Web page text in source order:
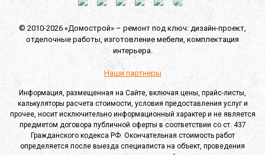
© 2010-2026 «Домострой» – ремонт под ключ: дизайн-проект,
отделочные работы, изготовление мебели, комплектация
интерьера.
Наши партнеры
Информация, размещенная на Сайте, включая цены, прайс-листы,
калькуляторы расчета стоимости, условия предоставления услуг и
прочее, носит исключительно информационный характер и не является
предметом договора публичной оферты в соответствии со ст. 437
Гражданского кодекса РФ. Окончательная стоимость работ
определяется после выезда специалиста на объект, проведения